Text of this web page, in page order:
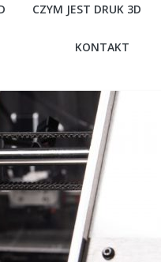
CZYM JEST DRUK 3D
KONTAKT
Czym jest druk 3D
technologia
5
wybrać
29 listopada,